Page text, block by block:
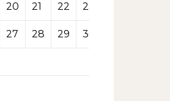
20 21 22 23
27 28 29 30